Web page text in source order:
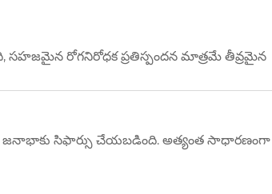
సహజమైన రోగనిరోధక ప్రతిస్పందన మాత్రమే తీవ్రమైన
జనాభాకు సిఫార్సు చేయబడింది. అత్యంత సాధారణంగా